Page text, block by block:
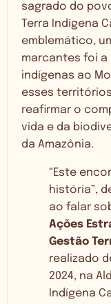
sagrado do
Terra Indígena
emblemático,
marcantes foi
indígenas ao
esses
reafirmar o
vida e da
da Amazônia.
“Este
história”,
ao falar
Ações
Gestão
realizado
2024, na
Indígena